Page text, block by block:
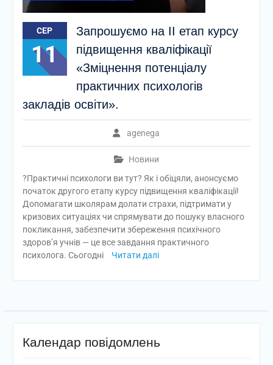
СЕР
11
Запрошуємо на ІІ етап курсу
підвищення кваліфікації
«Зміцнення потенціалу
практичних психологів
закладів освіти».
agenega
Новини
?Практичні психологи ви тут? Як і обіцяли, анонсуємо
початок другого етапу курсу підвищення кваліфікації!
Допомагати школярам долати страхи, підтримати у
кризових ситуаціях чи спрямувати до пошуку власного
покликання, забезпечити збереження психічного
здоров’я учнів — це все завдання практичного
психолога. Сьогодні
Читати далі
Календар повідомлень